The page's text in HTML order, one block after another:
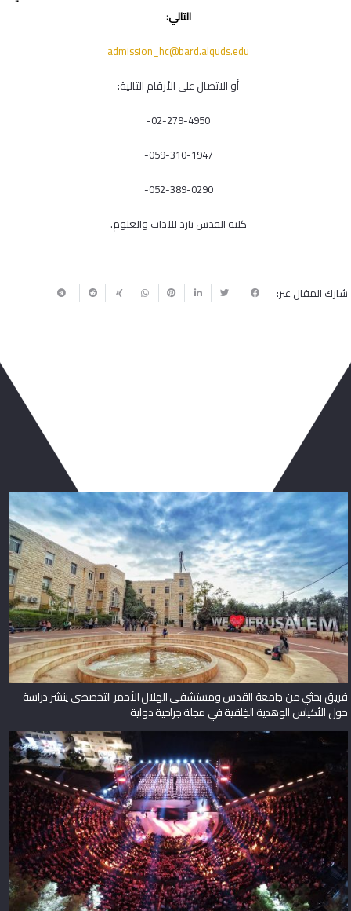
التالي:
admission_hc@bard.alquds.edu
أو الاتصال على الأرقام التالية:
-02-279-4950
-059-310-1947
-052-389-0290
كلية القدس بارد للآداب والعلوم.
شارك المقال عبر:
فريق بحثي من جامعة القدس ومستشفى الهلال الأحمر التخصصي ينشر دراسة
حول الأكياس الوهدية الخِلقية في مجلة جراحية دولية